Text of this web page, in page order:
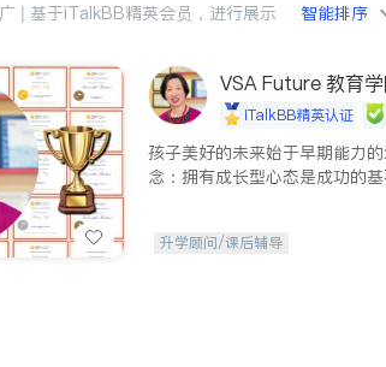
| 基于iTalkBB精英会员，进行展示 智能排序
VSA Future 教育
iTalkBB精英认证
孩子美好的未来始于早期能力
念：拥有成长型心态是成功的基
升学顾问/课后辅导